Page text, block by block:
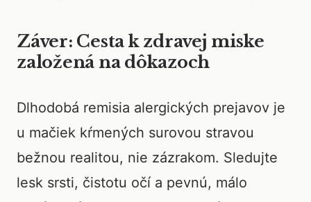
Záver: Cesta k zdravej miske
založená na dôkazoch
Dlhodobá remisia alergických prejavov je
u mačiek kŕmených surovou stravou
bežnou realitou, nie zázrakom. Sledujte
lesk srsti, čistotu očí a pevnú, málo